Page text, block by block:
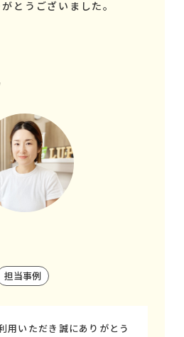
とうございました。
担当事例
用いただき誠にありがとう